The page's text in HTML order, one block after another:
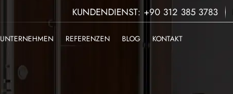
KUNDENDIENST: +90 312 385 3783
UNTERNEHMEN REFERENZEN BLOG KONTAKT